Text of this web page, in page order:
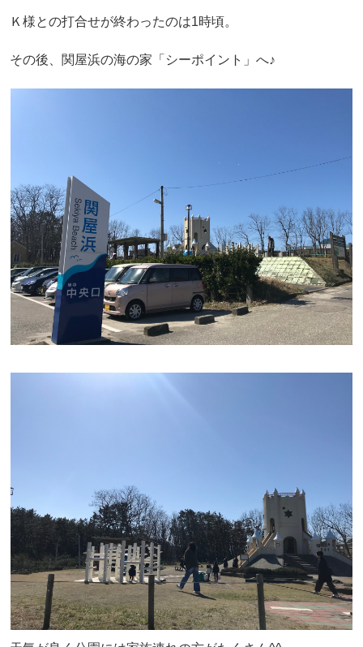
Ｋ様との打合せが終わったのは1時頃。
その後、関屋浜の海の家「シーポイント」へ♪